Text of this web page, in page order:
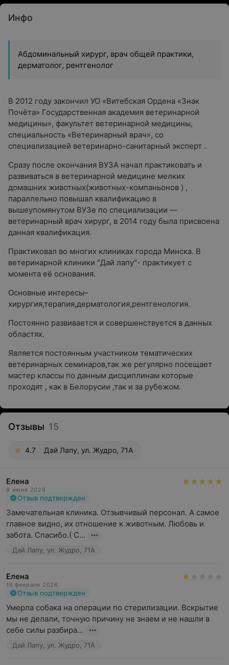
Инфо
Абдоминальный хирург, врач общей практики,
дерматолог, рентгенолог
В 2012 году закончил УО «Витебская Ордена «Знак
Почёта» Государственная академия ветеринарной
медицины», факультет ветеринарной медицины,
специальность «Ветеринарный врач», со
специализацией ветеринарно-санитарный эксперт .
Сразу после окончания ВУЗА начал практиковать и
развиваться в ветеринарной медицине мелких
домашних животных(животных-компаньонов ) ,
параллельно повышал квалификацию в
вышеупомянутом ВУЗе по специализации —
ветеринарный врач хирург, в 2014 году была присвоена
данная квалификация.
Практиковал во многих клиниках города Минска. В
ветеринарной клиники "Дай лапу"- практикует с
момента её основания.
Основные интересы–
хирургия,терапия,дерматология,рентгенология.
Постоянно развивается и совершенствуется в данных
областях.
Является постоянным участником тематических
ветеринарных семинаров,так же регулярно посещает
мастер классы по данным дисциплинам которые
проходят , как в Белорусии ,так и за рубежом.
Отзывы 15
4.7 Дай Лапу, ул. Жудро, 71А
Елена
9 июня 2026
Отзыв подтвержден
Замечательная клиника. Отзывчивый персонал. А самое
главное видно, их отношение к животным. Любовь и
забота. Спасибо.( С...
Дай Лапу, ул. Жудро, 71А
Елена
16 февраля 2026
Отзыв подтвержден
Умерла собака на операции по стерилизации. Вскрытие
мы не делали, точную причину не знаем и не нашли в
себе силы разбира...
Дай Лапу, ул. Жудро, 71А